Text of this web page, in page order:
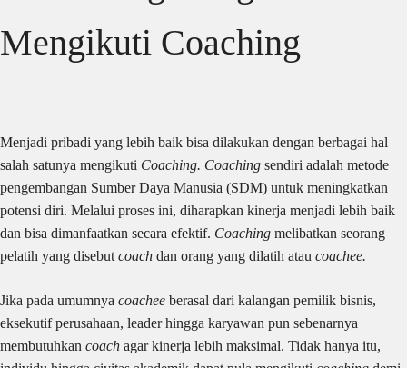
Mengikuti Coaching
Menjadi pribadi yang lebih baik bisa dilakukan dengan berbagai hal
salah satunya mengikuti Coaching. Coaching sendiri adalah metode
pengembangan Sumber Daya Manusia (SDM) untuk meningkatkan
potensi diri. Melalui proses ini, diharapkan kinerja menjadi lebih baik
dan bisa dimanfaatkan secara efektif. Coaching melibatkan seorang
pelatih yang disebut coach dan orang yang dilatih atau coachee.
Jika pada umumnya coachee berasal dari kalangan pemilik bisnis,
eksekutif perusahaan, leader hingga karyawan pun sebenarnya
membutuhkan coach agar kinerja lebih maksimal. Tidak hanya itu,